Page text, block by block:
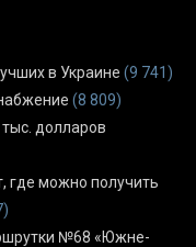
в Украине (9 741)
(8 809)
долларов
где можно получить
№68 «Южне-